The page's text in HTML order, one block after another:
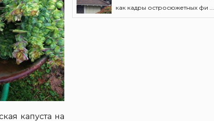
капуста на
как кадры остросюжетных фи ...